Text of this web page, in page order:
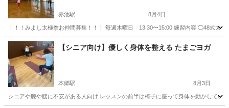
赤池駅 8月4日
！！！みよし太極拳お仲間募集！！！ 毎週木曜日 13:30〜15:00 練習内容 ◯48式
愛知 愛知郡 太極拳 太極剣
【シニア向け】優しく身体を整える たまごヨガ
本郷駅 8月3日
シニアや膝や腰に不安がある人向け レッスンの前半は椅子に座って身体を動かして